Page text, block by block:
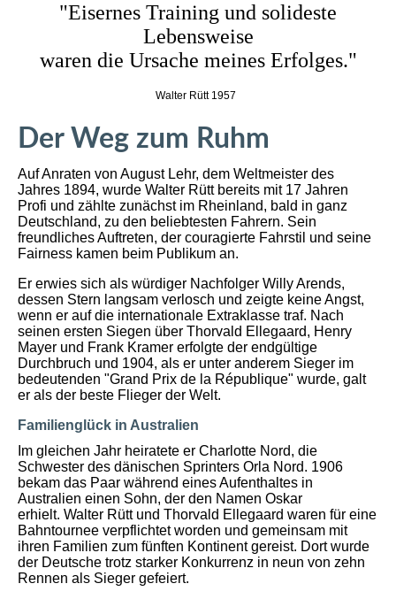
"Eisernes Training und solideste
Lebensweise
waren die Ursache meines Erfolges."
Walter Rütt 1957
Der Weg zum Ruhm
Auf Anraten von August Lehr, dem Weltmeister des
Jahres 1894, wurde Walter Rütt bereits mit 17 Jahren
Profi und zählte zunächst im Rheinland, bald in ganz
Deutschland, zu den beliebtesten Fahrern. Sein
freundliches Auftreten, der couragierte Fahrstil und seine
Fairness kamen beim Publikum an.
Er erwies sich als würdiger Nachfolger Willy Arends,
dessen Stern langsam verlosch und zeigte keine Angst,
wenn er auf die internationale Extraklasse traf. Nach
seinen ersten Siegen über Thorvald Ellegaard, Henry
Mayer und Frank Kramer erfolgte der endgültige
Durchbruch und 1904, als er unter anderem Sieger im
bedeutenden "Grand Prix de la République" wurde, galt
er als der beste Flieger der Welt.
Familienglück in Australien
Im gleichen Jahr heiratete er Charlotte Nord, die
Schwester des dänischen Sprinters Orla Nord. 1906
bekam das Paar während eines Aufenthaltes in
Australien einen Sohn, der den Namen Oskar
erhielt. Walter Rütt und Thorvald Ellegaard waren für eine
Bahntournee verpflichtet worden und gemeinsam mit
ihren Familien zum fünften Kontinent gereist. Dort wurde
der Deutsche trotz starker Konkurrenz in neun von zehn
Rennen als Sieger gefeiert.